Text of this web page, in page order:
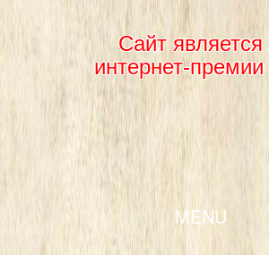
Сайт
интернет-
MENU
SKIP TO CONTENT